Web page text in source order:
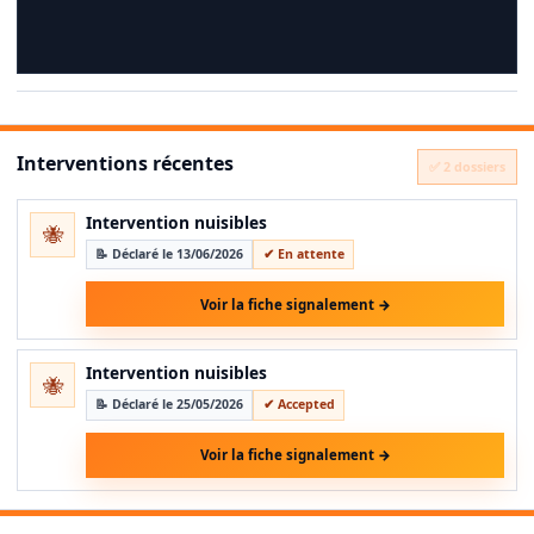
Interventions récentes ✅ 2 dossiers
🐝 Intervention nuisibles
📝 Déclaré le 13/06/2026 ✔ En attente
Voir la fiche signalement →
🐝 Intervention nuisibles
📝 Déclaré le 25/05/2026 ✔ Accepted
Voir la fiche signalement →